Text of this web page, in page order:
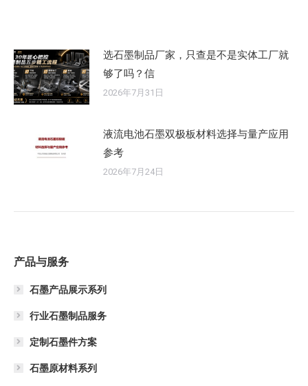
选石墨制品厂家，只查是不是实体工厂就
够了吗？信
2026年7月31日
液流电池石墨双极板材料选择与量产应用
参考
2026年7月24日
产品与服务
石墨产品展示系列
行业石墨制品服务
定制石墨件方案
石墨原材料系列